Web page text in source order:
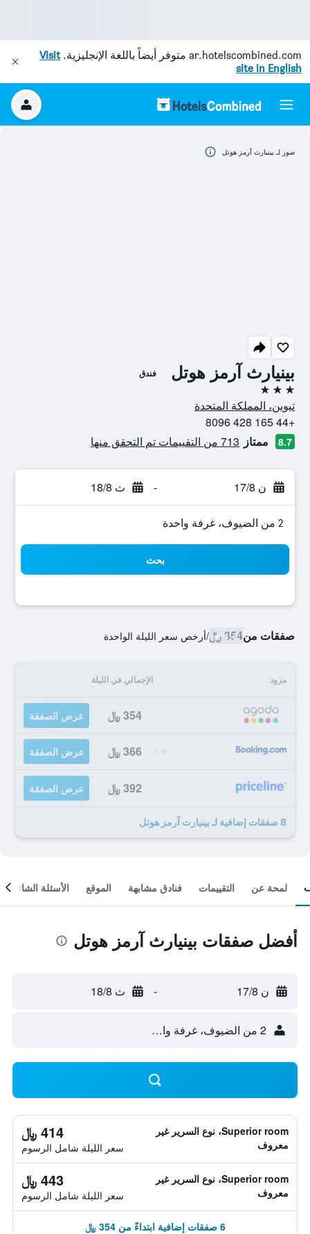
ar.hotelscombined.com متوفر أيضاً باللغة الإنجليزية.Visit
site in English
بينيارث آرمز هوتل فندق
3 نجوم
تيوين، المملكة المتحدة
+44 165 428 8096
8.7 ممتاز 713 من التقييمات تم التحقق منها
ن 17/8 - ث 18/8
2 من الضيوف، غرفة واحدة
بحث
صفقات من354 ﷼ /أرخص سعر الليلة الواحدة
مزود الإجمالي في الليلة
354 ﷼ عرض الصفقة
366 ﷼ عرض الصفقة
392 ﷼ عرض الصفقة
8 صفقات إضافية لـ بينيارث آرمز هوتل
صور لـ بينيارث آرمز هوتل
لمحة عن التقييمات فنادق مشابهة الموقع الأسئلة الشائعة
أفضل صفقات بينيارث آرمز هوتل
ن 17/8 - ث 18/8
2 من الضيوف، غرفة واحدة
Superior room، نوع السرير غير
معروف
414 ﷼
سعر الليلة شامل الرسوم
Superior room، نوع السرير غير
معروف
443 ﷼
سعر الليلة شامل الرسوم
6 صفقات إضافية ابتداءً من 354 ﷼